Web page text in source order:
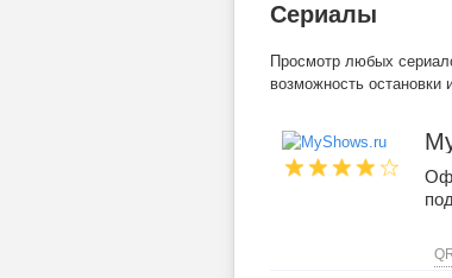
Сериалы
Просмотр любых
возможность остановки